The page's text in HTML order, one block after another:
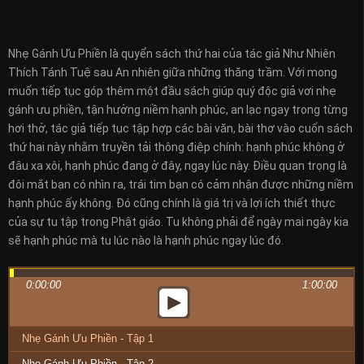
Nhẹ Gánh Ưu Phiền là quyển sách thứ hai của tác giả Như Nhiên
Thích Tánh Tuệ sau An nhiên giữa những thăng trầm. Với mong
muốn tiếp tục góp thêm một đầu sách giúp quý độc giả vơi nhẹ
gánh ưu phiền, tận hưởng niềm hạnh phúc, an lạc ngay trong từng
hơi thở, tác giả tiếp tục tập hợp các bài văn, bài thơ vào cuốn sách
thứ hai này nhằm truyền tải thông điệp chính: hạnh phúc không ở
đâu xa xôi, hạnh phúc đang ở đây, ngay lúc này. Điều quan trọng là
đôi mắt bạn có nhìn ra, trái tim bạn có cảm nhận được những niềm
hạnh phúc ấy không. Đó cũng chính là giá trị và lợi ích thiết thực
của sự tu tập trong Phật giáo. Tu không phải để ngày mai ngày kia
sẽ hạnh phúc mà tu lúc nào là hạnh phúc ngay lúc đó.
0:00:00 1:00:00
Nhẹ Gánh Ưu Phiền - Tập 1